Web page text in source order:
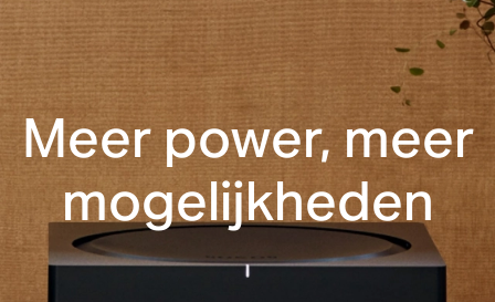
Meer power, meer
mogelijkheden